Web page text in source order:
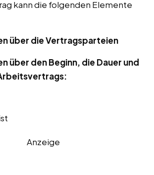
kann die folgenden Elemente
über die Vertragsparteien
über den Beginn, die Dauer und
Anzeige